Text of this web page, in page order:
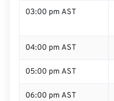
03:00 pm AST
04:00 pm AST
05:00 pm AST
06:00 pm AST